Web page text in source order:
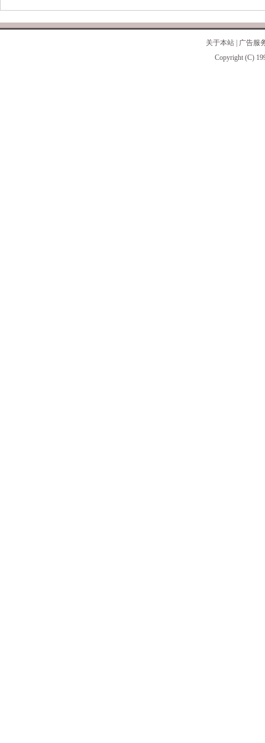
关于本站
广告服
Copyright (C)